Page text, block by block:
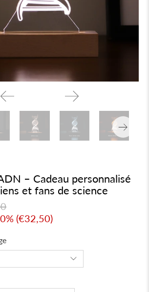
– Cadeau personnalisé
et fans de science
(€32,50)